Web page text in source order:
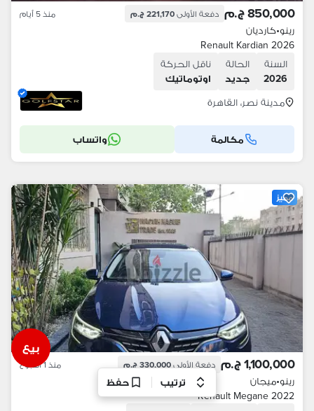
850,000 ج.م دفعة الأولى 221,170 ج.م منذ 5 أيام
رينو•كارديان
Renault Kardian 2026
السنة
2026
الحالة
جديد
ناقل الحركة
اوتوماتيك
مدينة نصر، القاهرة
مكالمة واتساب
مميز
1,100,000 ج.م دفعة الأولى 330,000 ج.م منذ 1 أسبوع
رينو•ميجان
Renault Megane 2022
بيع
ترتيب حفظ